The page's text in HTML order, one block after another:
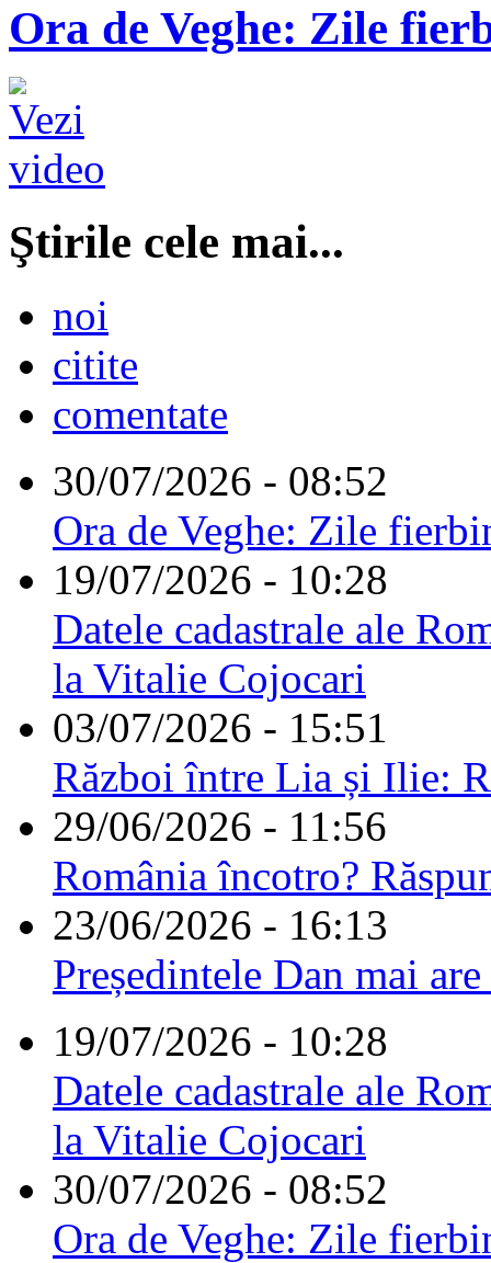
Ora de Veghe: Zile
Ştirile cele mai...
noi
citite
comentate
30/07/2026 - 08:52
Ora de Veghe: Zile
19/07/2026 - 10:28
Datele cadastrale ale
la Vitalie Cojocari
03/07/2026 - 15:51
Război între Lia și Ilie:
29/06/2026 - 11:56
România încotro?
23/06/2026 - 16:13
Președintele Dan mai
19/07/2026 - 10:28
Datele cadastrale ale
la Vitalie Cojocari
30/07/2026 - 08:52
Ora de Veghe: Zile